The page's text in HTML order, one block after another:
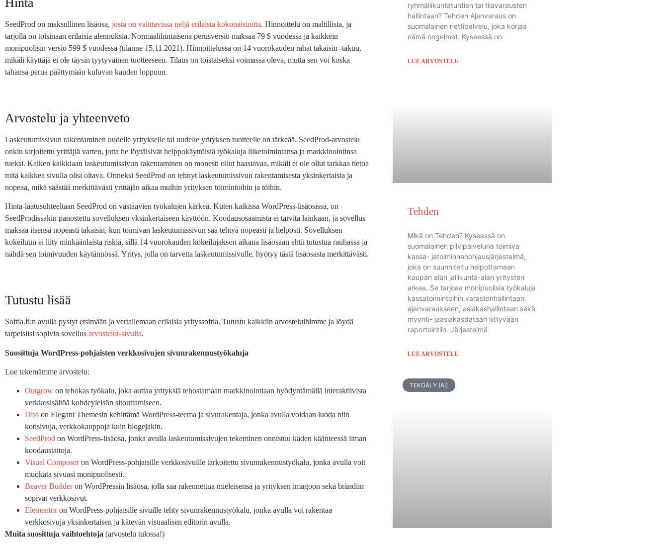
SeedProd on maksullinen lisäosa, josta on valittavissa neljä erilaista kokonaisuutta. Hinnoittelu on maltillista, ja
tarjolla on toisinaan erilaisia alennuksia. Normaalihintaisena perusversio maksaa 79 $ vuodessa ja kaikkein
monipuolisin versio 599 $ vuodessa (tilanne 15.11.2021). Hinnoittelussa on 14 vuorokauden rahat takaisin -takuu,
mikäli käyttäjä ei ole täysin tyytyväinen tuotteeseen. Tilaus on toistaiseksi voimassa oleva, mutta sen voi koska
tahansa perua päättymään kuluvan kauden loppuun.
Arvostelu ja yhteenveto
Laskeutumissivun rakentaminen uudelle yritykselle tai uudelle yrityksen tuotteelle on tärkeää. SeedProd-arvostelu
onkin kirjoitettu yrittäjiä varten, jotta he löytäisivät helppokäyttöisiä työkaluja liiketoimintansa ja markkinointinsa
tueksi. Kaiken kaikkiaan laskeutumissivun rakentaminen on monesti ollut haastavaa, mikäli ei ole ollut tarkkaa tietoa
mitä kaikkea sivulla olisi oltava. Onneksi SeedProd on tehnyt laskeutumissivun rakentamisesta yksinkertaista ja
nopeaa, mikä säästää merkittävästi yrittäjän aikaa muihin yrityksen toimintoihin ja töihin.
Hinta-laatusuhteeltaan SeedProd on vastaavien työkalujen kärkeä. Kuten kaikissa WordPress-lisäosissa, on
SeedProdissakin panostettu sovelluksen yksinkertaiseen käyttöön. Koodausosaamista ei tarvita lainkaan, ja sovellus
maksaa itsensä nopeasti takaisin, kun toimivan laskeutumissivun saa tehtyä nopeasti ja helposti. Sovelluksen
kokeiluun ei liity minkäänlaista riskiä, sillä 14 vuorokauden kokeilujakson aikana lisäosaan ehtii tutustua rauhassa ja
nähdä sen toimivuuden käytännössä. Yritys, jolla on tarvetta laskeutumissivulle, hyötyy tästä lisäosasta merkittävästi.
Tutustu lisää
Softia.fi:n avulla pystyt etsimään ja vertailemaan erilaisia yrityssoftia. Tutustu kaikkiin arvosteluihimme ja löydä
tarpeisiisi sopivin sovellus arvostelut-sivulta.
Suosittuja WordPress-pohjaisten verkkosivujen sivunrakennustyökaluja
Lue tekemämme arvostelu:
Outgrow on tehokas työkalu, joka auttaa yrityksiä tehostamaan markkinointiaan hyödyntämällä interaktiivista
verkkosisältöä kohdeyleisön sitouttamiseen.
Divi on Elegant Themesin kehittämä WordPress-teema ja sivurakentaja, jonka avulla voidaan luoda niin
kotisivuja, verkkokauppoja kuin blogejakin.
SeedProd on WordPress-lisäosa, jonka avulla laskeutumissivujen tekeminen onnistuu käden käänteessä ilman
koodaustaitoja.
Visual Composeron WordPress-pohjaisille verkkosivuille tarkoitettu sivunrakennustyökalu, jonka avulla voit
muokata sivuasi monipuolisesti.
Beaver Builderon WordPressin lisäosa, jolla saa rakennettua mieleisensä ja yrityksen imagoon sekä brändiin
sopivat verkkosivut.
Elementoron WordPress-pohjaisille sivuille tehty sivunrakennustyökalu, jonka avulla voi rakentaa
verkkosivuja yksinkertaisen ja kätevän visuaalisen editorin avulla.
Muita suosittuja vaihtoehtoja (arvostelu tulossa!)
ryhmäliikuntatuntien tai tilavarausten
hallintaan? Tehden Ajanvaraus on
suomalainen nettipalvelu, joka korjaa
nämä ongelmat. Kyseessä on
LUE ARVOSTELU
Tehden
Mikä on Tehden? Kyseessä on
suomalainen pilvipalveluna toimiva
kassa- jatoiminnanohjausjärjestelmä,
joka on suunniteltu helpottamaan
kaupan alan jaliikunta-alan yritysten
arkea. Se tarjoaa monipuolisia työkaluja
kassatoimintoihin,varastonhallintaan,
ajanvaraukseen, asiakashallintaan sekä
myynti- jaasiakasdataan liittyvään
raportointiin. Järjestelmä
LUE ARVOSTELU
TEKOÄLY (AI)